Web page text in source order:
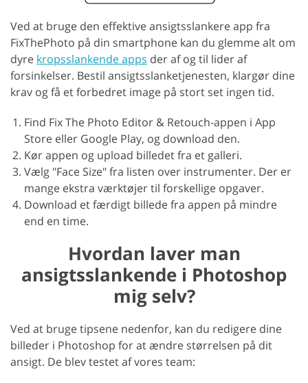
Ved at bruge den effektive ansigtsslankere app fra
FixThePhoto på din smartphone kan du glemme alt om
dyre kropsslankende apps der af og til lider af
forsinkelser. Bestil ansigtsslanketjenesten, klargør dine
krav og få et forbedret image på stort set ingen tid.
Find Fix The Photo Editor & Retouch-appen i App
Store eller Google Play, og download den.
Kør appen og upload billedet fra et galleri.
Vælg "Face Size" fra listen over instrumenter. Der er
mange ekstra værktøjer til forskellige opgaver.
Download et færdigt billede fra appen på mindre
end en time.
Hvordan laver man
ansigtsslankende i Photoshop
mig selv?
Ved at bruge tipsene nedenfor, kan du redigere dine
billeder i Photoshop for at ændre størrelsen på dit
ansigt. De blev testet af vores team: